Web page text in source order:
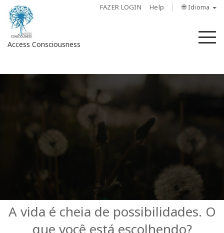
FAZER LOGIN Help 🌐 Idioma
Access Consciousness
Fazer
Regiões
A vida é cheia de possibilidades. O
que você está escolhendo?